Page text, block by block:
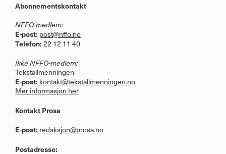
Abonnementskontakt
NFFO-medlem:
E-post: post@nffo.no
Telefon: 22 12 11 40
IkkeNFFO-medlem:
Tekstallmenningen
E-post: kontakt@tekstallmenningen.no
Mer informasjon her
Kontakt Prosa
E-post: redaksjon@prosa.no
Postadresse: